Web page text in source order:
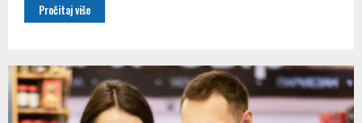
Pročitaj više